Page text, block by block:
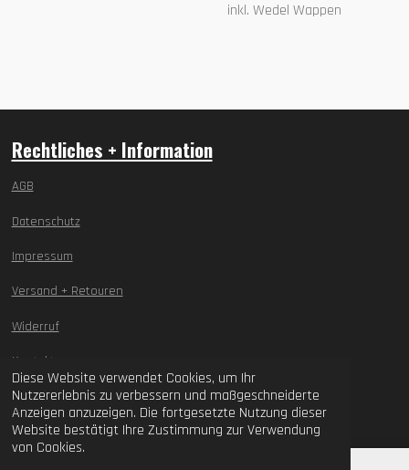
Diese Website verwendet Cookies, um Ihr
Nutzererlebnis zu verbessern und maßgeschneiderte
Anzeigen anzuzeigen. Die fortgesetzte Nutzung dieser
Website bestätigt Ihre Zustimmung zur Verwendung
von Cookies.
inkl. Wedel Wappen
Rechtliches + Information
AGB
Datenschutz
Impressum
Versand + Retouren
Widerruf
Kontakt
© 2021 - 2026 ASF Amateursport Fanartikel